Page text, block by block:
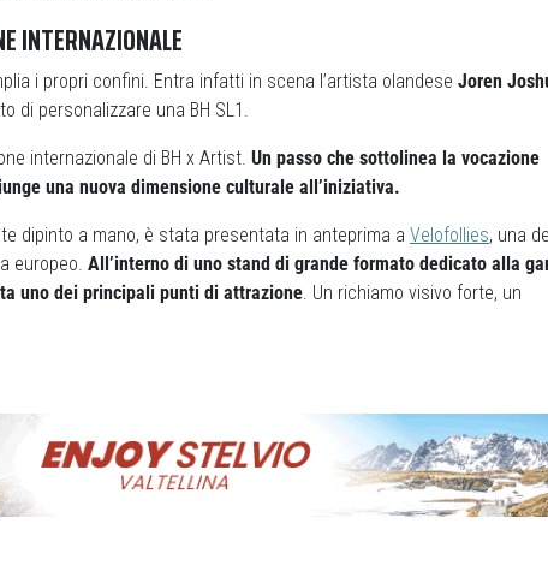
INTERNAZIONALE
i propri confini. Entra infatti in scena l’artista olandese Joren
di personalizzare una BH SL1.
internazionale di BH x Artist. Un passo che sottolinea la vocazione
una nuova dimensione culturale all’iniziativa.
dipinto a mano, è stata presentata in anteprima a Velofollies, una
europeo. All’interno di uno stand di grande formato dedicato alla
uno dei principali punti di attrazione . Un richiamo visivo forte, un